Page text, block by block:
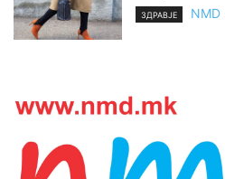
ЗДРАВЈЕ NMD